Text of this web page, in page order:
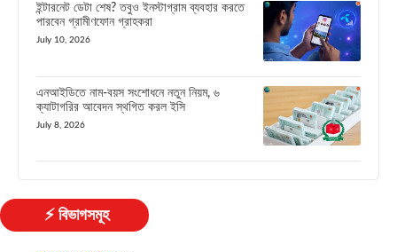
ইন্টারনেট ডেটা শেষ? তবুও ইনস্টাগ্রাম ব্যবহার করতে
পারবেন গ্রামীণফোন গ্রাহকরা
July 10, 2026
এনআইডিতে নাম-বয়স সংশোধনে নতুন নিয়ম, ৬
ক্যাটাগরির আবেদন স্থগিত করল ইসি
July 8, 2026
⚡ বিভাগসমূহ